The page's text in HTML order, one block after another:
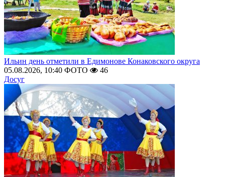
Ильин день отметили в Едимонове Конаковского округа
05.08.2026, 10:40 ФОТО
46
Досуг